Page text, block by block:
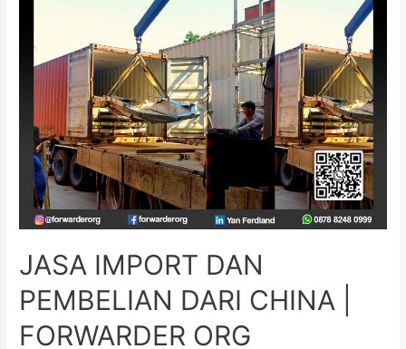
JASA IMPORT DAN
PEMBELIAN DARI CHINA |
FORWARDER ORG